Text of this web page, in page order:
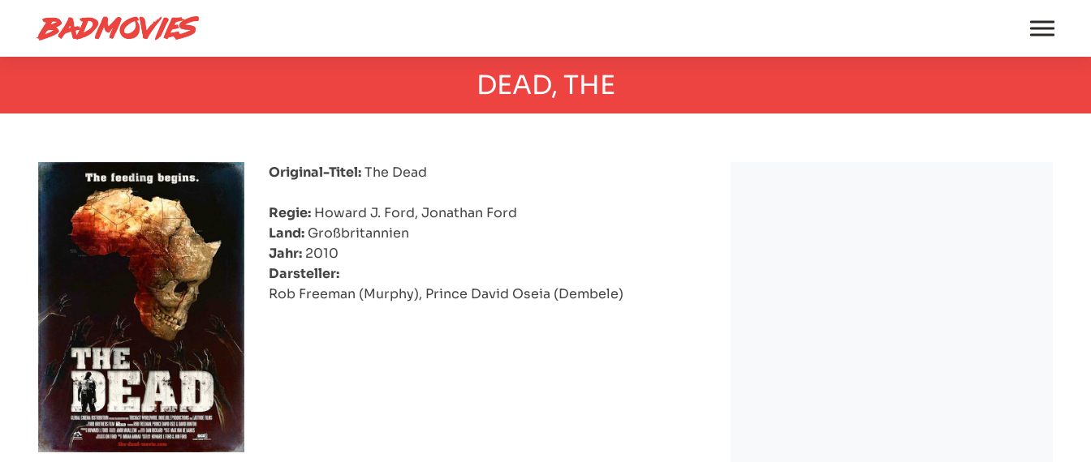
DEAD, THE
Original-Titel:The Dead
Regie: Howard J. Ford, Jonathan Ford
Land: Großbritannien
Jahr: 2010
Darsteller:
Rob Freeman (Murphy), Prince David Oseia (Dembele)